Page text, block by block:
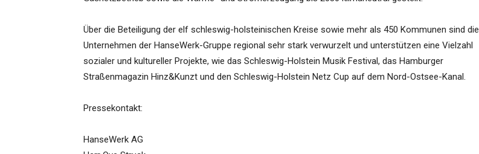
Über die Beteiligung der elf schleswig-holsteinischen Kreise sowie mehr als 450 Kommunen sind die
Unternehmen der HanseWerk-Gruppe regional sehr stark verwurzelt und unterstützen eine Vielzahl
sozialer und kultureller Projekte, wie das Schleswig-Holstein Musik Festival, das Hamburger
Straßenmagazin Hinz&Kunzt und den Schleswig-Holstein Netz Cup auf dem Nord-Ostsee-Kanal.
Pressekontakt:
HanseWerk AG